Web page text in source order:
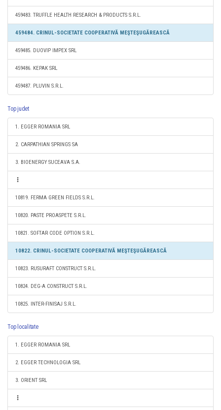
459483. TRUFFLE HEALTH RESEARCH & PRODUCTS S.R.L.
459484. CRINUL-SOCIETATE COOPERATIVĂ MEŞTEŞUGĂREASCĂ
459485. DUOVIP IMPEX SRL
459486. KEPAK SRL
459487. PLUVIN S.R.L.
Top judet
1. EGGER ROMANIA SRL
2. CARPATHIAN SPRINGS SA
3. BIOENERGY SUCEAVA S.A.
10819. FERMA GREEN FIELDS S.R.L.
10820. PASTE PROASPETE S.R.L.
10821. SOFTAR CODE OPTION S.R.L.
10822. CRINUL-SOCIETATE COOPERATIVĂ MEŞTEŞUGĂREASCĂ
10823. RUSURAFT CONSTRUCT S.R.L.
10824. DEG-A CONSTRUCT S.R.L.
10825. INTER-FINISAJ S.R.L.
Top localitate
1. EGGER ROMANIA SRL
2. EGGER TECHNOLOGIA SRL
3. ORIENT SRL